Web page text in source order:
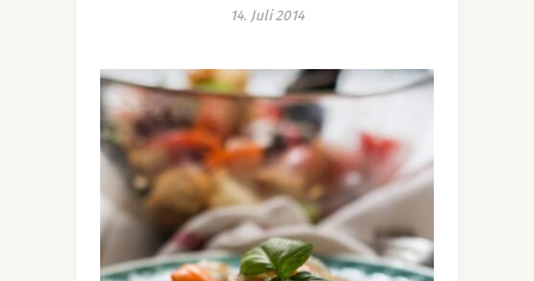
14. Juli 2014